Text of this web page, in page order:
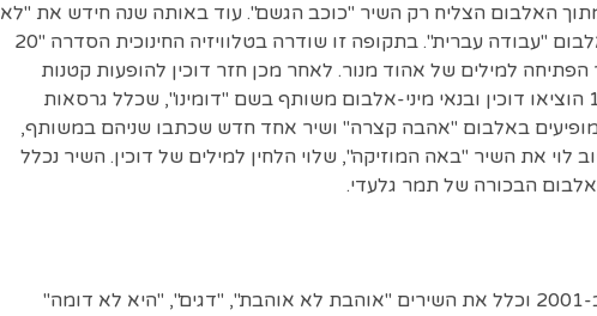
האלבום הצליח רק השיר "כוכב הגשם". עוד באותה שנה חידש את "לא
אני" (שביצע במקור צביקה פיק) לפרויקט ולאלבום "עבודה עברית". בתקופה זו שודרה בטלוויזיה החינוכית הסדרה "20
למילים של אהוד מנור. לאחר מכן חזר דוכין להופעות קטנות
והופיע במופע משותף עם מאיר בנאי. ב-1999 הוציאו דוכין ובנאי מיני-אלבום משותף בשם "דומינו", שכלל גרסאות
באלבום "אהבה קצרה" ושיר אחד חדש שכתבו שניהם במשותף,
את השיר "באה המוזיקה", שלוי הלחין למילים של דוכין. השיר נכלל
אלבום הסולו הבא של דוכין, "להרגיש", יצא ב-2001 וכלל את השירים "אוהבת לא אוהבת", "דגים", "היא לא דומה"